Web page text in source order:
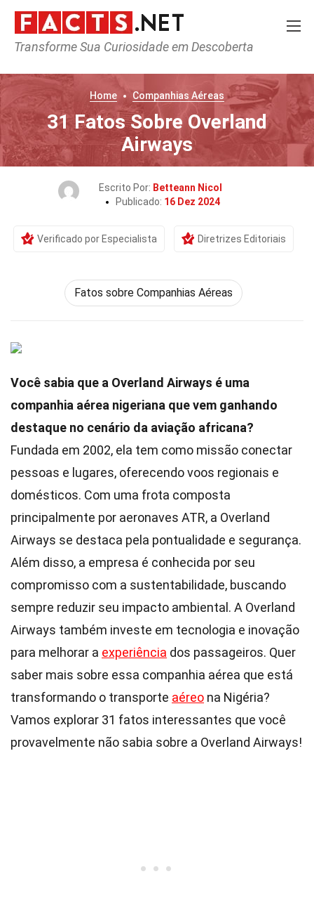
Transforme Sua Curiosidade em Descoberta
Home Companhias Aéreas
31 Fatos Sobre Overland
Airways
Escrito Por: Betteann Nicol
Publicado: 16 Dez 2024
Verificado por Especialista Diretrizes Editoriais
Fatos sobre Companhias Aéreas
Você sabia que a Overland Airways é uma
companhia aérea nigeriana que vem ganhando
destaque no cenário da aviação africana?
Fundada em 2002, ela tem como missão conectar
pessoas e lugares, oferecendo voos regionais e
domésticos. Com uma frota composta
principalmente por aeronaves ATR, a Overland
Airways se destaca pela pontualidade e segurança.
Além disso, a empresa é conhecida por seu
compromisso com a sustentabilidade, buscando
sempre reduzir seu impacto ambiental. A Overland
Airways também investe em tecnologia e inovação
para melhorar a experiência dos passageiros. Quer
saber mais sobre essa companhia aérea que está
transformando o transporte aéreo na Nigéria?
Vamos explorar 31 fatos interessantes que você
provavelmente não sabia sobre a Overland Airways!